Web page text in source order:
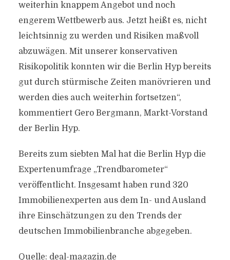
weiterhin knappem Angebot und noch
engerem Wettbewerb aus. Jetzt heißt es, nicht
leichtsinnig zu werden und Risiken maßvoll
abzuwägen. Mit unserer konservativen
Risikopolitik konnten wir die Berlin Hyp bereits
gut durch stürmische Zeiten manövrieren und
werden dies auch weiterhin fortsetzen“,
kommentiert Gero Bergmann, Markt-Vorstand
der Berlin Hyp.
Bereits zum siebten Mal hat die Berlin Hyp die
Expertenumfrage „Trendbarometer“
veröffentlicht. Insgesamt haben rund 320
Immobilienexperten aus dem In- und Ausland
ihre Einschätzungen zu den Trends der
deutschen Immobilienbranche abgegeben.
Quelle: deal-magazin.de